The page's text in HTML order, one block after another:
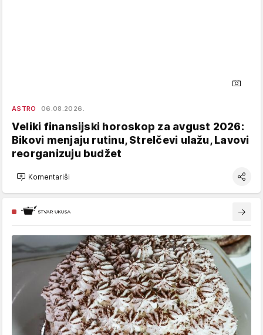
ASTRO 06.08.2026.
Veliki finansijski horoskop za avgust 2026:
Bikovi menjaju rutinu, Strelčevi ulažu, Lavovi
reorganizuju budžet
Komentariši